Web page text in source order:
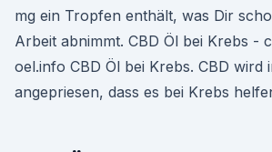
mg ein Tropfen enthält, was Dir
Arbeit abnimmt. CBD Öl bei Krebs -
oel.info CBD Öl bei Krebs. CBD wird
angepriesen, dass es bei Krebs